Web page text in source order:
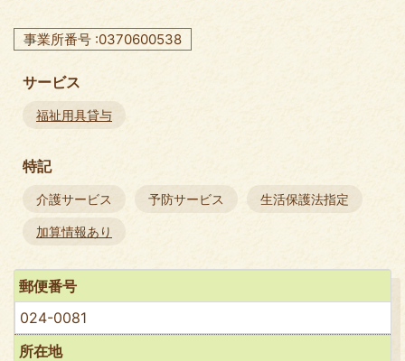
事業所番号 :0370600538
サービス
福祉用具貸与
特記
介護サービス 予防サービス 生活保護法指定
加算情報あり
郵便番号
024-0081
所在地